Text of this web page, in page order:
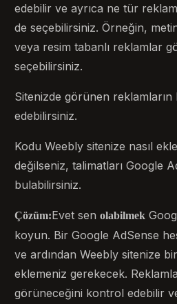
edebilir ve ayrıca ne tür
de seçebilirsiniz. Örneğin,
veya resim tabanlı reklamlar
seçebilirsiniz.
Sitenizde görünen
edebilirsiniz.
Kodu Weebly sitenize nasıl
değilseniz, talimatları Google
bulabilirsiniz.
Çözüm:Evet senolabilmek
koyun. Bir Google AdSense
ve ardından Weebly sitenize
eklemeniz gerekecek.
görüneceğini kontrol edebilir